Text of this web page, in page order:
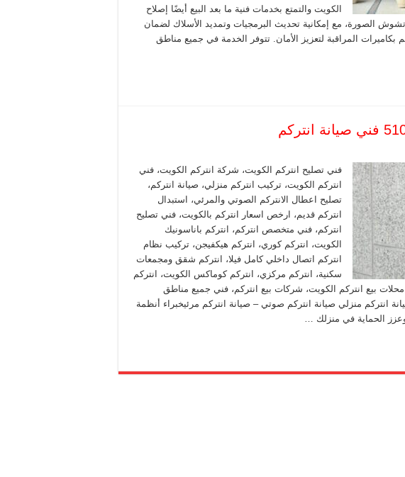
الكويت والتمتع بخدمات فنية ما بعد البيع أيضًا إصلاح
الصورة، مع إمكانية تحديث البرمجيات وتمديد الأسلاك لضمان
بكاميرات المراقبة لتعزيز الأمان. تتوفر الخدمة في جميع مناطق
فني تصليح انتركم الكويت، شركة انتركم الكويت، فني
انتركم الكويت، تركيب انتركم منزلي، صيانة انتركم،
تصليح اعطال الانتركم الصوتي والمرئي، استبدال
انتركم قديم، ارخص اسعار انتركم بالكويت، فني تصليح
انتركم، فني متخصص انتركم، انتركم باناسونيك
الكويت، انتركم كوري، انتركم هيكفيجن، تركيب نظام
انتركم اتصال داخلي كامل فيلا، انتركم شقق ومجمعات
سكنية، انتركم مركزي، انتركم كوماكس الكويت، انتركم
محلات بيع انتركم الكويت، شركات بيع انتركم، فني جميع مناطق
انتركم منزلي صيانة انتركم صوتي – صيانة انتركم مرئيخبراء أنظمة
وعزز الحماية في منزلك …